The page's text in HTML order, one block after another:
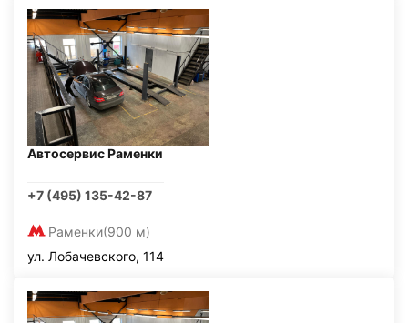
Автосервис Раменки
+7 (495) 135-42-87
Раменки(900 м)
ул. Лобачевского, 114